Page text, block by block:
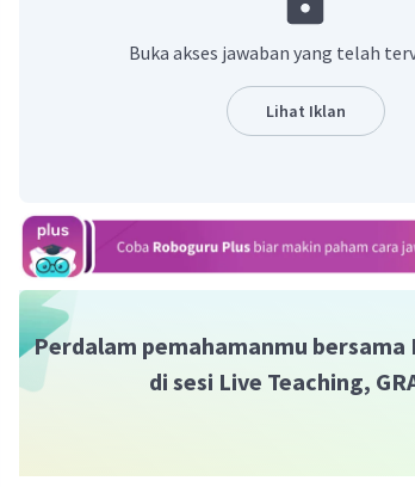
Dengan berpedoman pada rumus yang ada,
kata - kata pada soal menjadi"My sister is not
Jadi, jawaban yang benar adalah
"My
Buka akses jawaban yang telah
Lihat Iklan
Perdalam pemahamanmu bersama
di sesi Live Teaching,